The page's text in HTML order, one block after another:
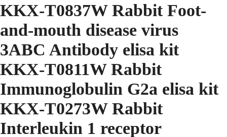
KKX-T0837W Rabbit Foot-
and-mouth disease virus
3ABC Antibody elisa kit
KKX-T0811W Rabbit
Immunoglobulin G2a elisa kit
KKX-T0273W Rabbit
Interleukin 1 receptor